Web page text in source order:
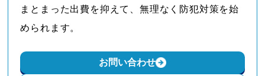
まとまった出費を抑えて、無理なく防犯対策を始
められます。
お問い合わせ